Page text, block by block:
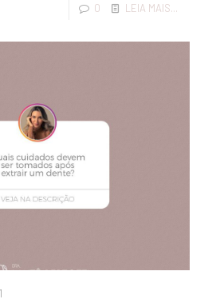
0 LEIA MAIS...